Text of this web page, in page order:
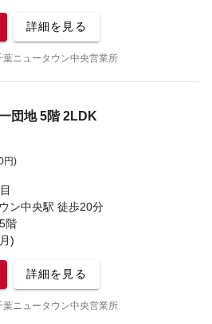
詳細を見る
ニュータウン中央営業所
団地 5階 2LDK
円)
ン中央駅 徒歩20分
階
)
詳細を見る
ニュータウン中央営業所